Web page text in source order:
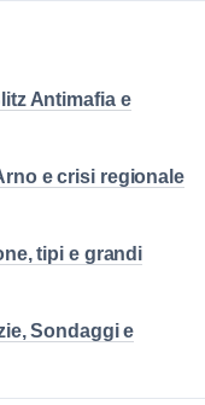
Antimafia e
e crisi regionale
tipi e grandi
Sondaggi e